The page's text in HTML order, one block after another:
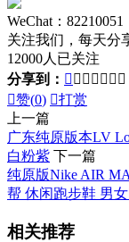
WeChat：82210051
关注我们，每天分
12000人已关注
分享到：       
赞(0) 打赏
上一篇
广东纯原版本LV
白粉紫 下一篇
纯原版Nike AIR
帮 休闲跑步鞋 男
相关推荐